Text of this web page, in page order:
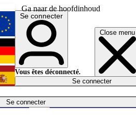
Ga naar de hoofdinhoud
Close menu
Se connecter
Économie
English
Deutsch
Español
Se connecter
Vous êtes déconnecté.
Se connecter